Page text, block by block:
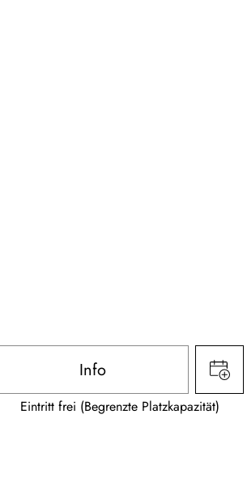
Info
Eintritt frei (Begrenzte Platzkapazität)